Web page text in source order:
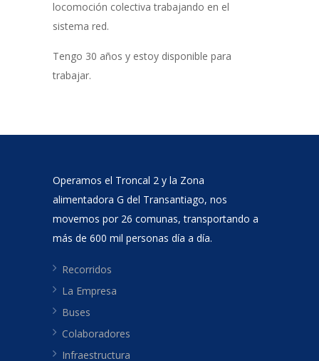
locomoción colectiva trabajando en el
sistema red.
Tengo 30 años y estoy disponible para
trabajar.
Operamos el Troncal 2 y la Zona
alimentadora G del Transantiago, nos
movemos por 26 comunas, transportando a
más de 600 mil personas día a día.
Recorridos
La Empresa
Buses
Colaboradores
Infraestructura